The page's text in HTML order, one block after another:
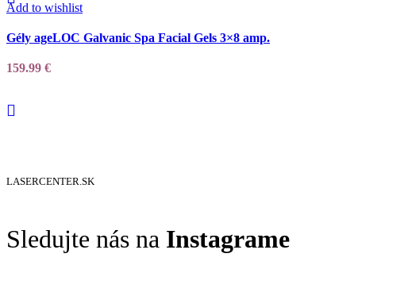
Add to wishlist
Gély ageLOC Galvanic Spa Facial Gels 3×8 amp.
159.99 €
LASERCENTER.SK
Sledujte nás na Instagrame